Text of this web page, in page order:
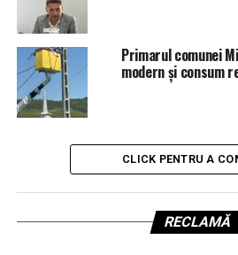
Primarul comunei
modern și consum
CLICK PENTRU A
RECLAMĂ